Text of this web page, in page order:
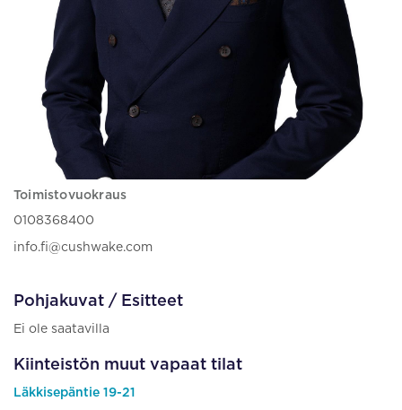
Toimistovuokraus
0108368400
info.fi@cushwake.com
Pohjakuvat / Esitteet
Ei ole saatavilla
Kiinteistön muut vapaat tilat
Läkkisepäntie 19-21